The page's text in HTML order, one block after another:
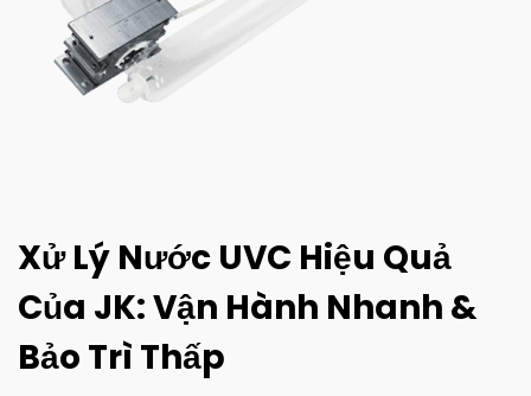
Xử Lý Nước UVC Hiệu Quả
Của JK: Vận Hành Nhanh &
Bảo Trì Thấp